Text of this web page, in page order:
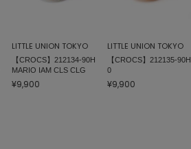
LITTLE UNION TOKYO
【CROCS】212134-90H
MARIO IAM CLS CLG
¥9,900
LITTLE UNION TOKYO
【CROCS】212135-90H
0
¥9,900